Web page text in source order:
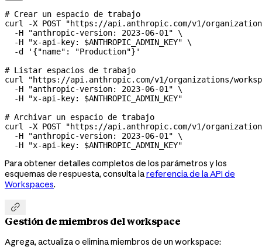
# Crear un espacio de trabajo
curl -X POST "https://api.anthropic.com/v1/
  -H
"anthropic-version: 2023-06-01" \
  -H
"x-api-key: $ANTHROPIC_ADMIN_KEY" \
  -d
'{"name": "Production"}'
# Listar espacios de trabajo
curl "https://api.anthropic.com/v1/organizations/
  -H
"anthropic-version: 2023-06-01" \
  -H
"x-api-key: $ANTHROPIC_ADMIN_KEY"
# Archivar un espacio de trabajo
curl -X POST "https://api.anthropic.com/v1/
  -H
"anthropic-version: 2023-06-01" \
  -H
"x-api-key: $ANTHROPIC_ADMIN_KEY"
Para obtener detalles completos de los parámetros y los
esquemas de respuesta, consulta lareferencia de la API de
Workspaces.

Gestión de miembros del workspace
Agrega, actualiza o elimina miembros de un workspace: